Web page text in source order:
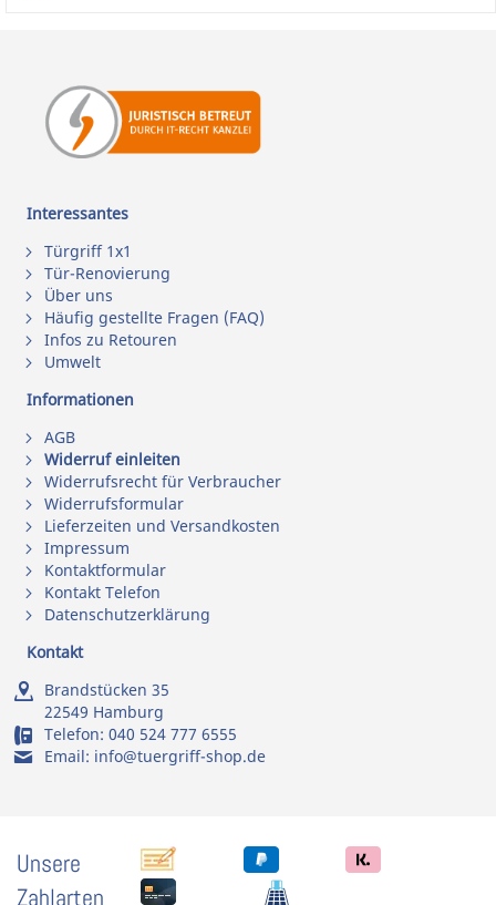
Interessantes
Türgriff 1x1
Tür-Renovierung
Über uns
Häufig gestellte Fragen (FAQ)
Infos zu Retouren
Umwelt
Informationen
AGB
Widerruf einleiten
Widerrufsrecht für Verbraucher
Widerrufsformular
Lieferzeiten und Versandkosten
Impressum
Kontaktformular
Kontakt Telefon
Datenschutzerklärung
Kontakt
Brandstücken 35
22549 Hamburg
Telefon: 040 524 777 6555
Email: info@tuergriff-shop.de
Unsere
Zahlarten